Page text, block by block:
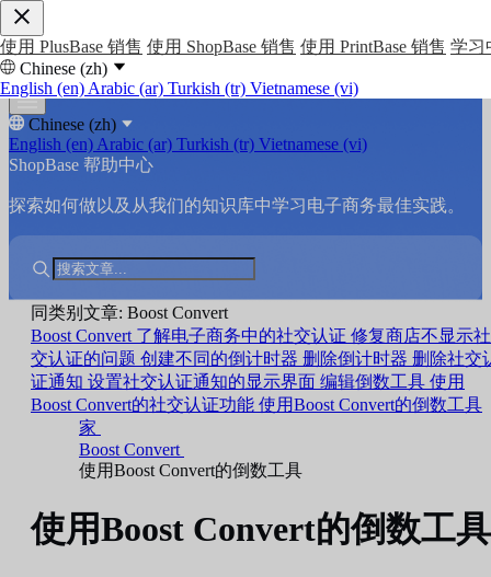
使用 PlusBase 销售 使用 ShopBase 销售 使用 PrintBase 销售 学习
Chinese (zh)
English (en) Arabic (ar) Turkish (tr) Vietnamese (vi)
Chinese (zh)
English (en) Arabic (ar) Turkish (tr) Vietnamese (vi)
ShopBase 帮助中心
探索如何做以及从我们的知识库中学习电子商务最佳实践。
同类别文章: Boost Convert
Boost Convert 了解电子商务中的社交认证 修复商店不显示社
交认证的问题 创建不同的倒计时器 删除倒计时器 删除社交
证通知 设置社交认证通知的显示界面 编辑倒数工具 使用
Boost Convert的社交认证功能 使用Boost Convert的倒数工具
家
Boost Convert
使用Boost Convert的倒数工具
使用Boost Convert的倒数工具